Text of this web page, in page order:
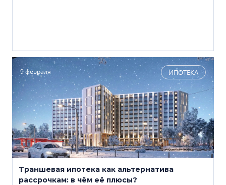
9 февраля ИПОТЕКА
Траншевая ипотека как альтернатива
рассрочкам: в чём её плюсы?